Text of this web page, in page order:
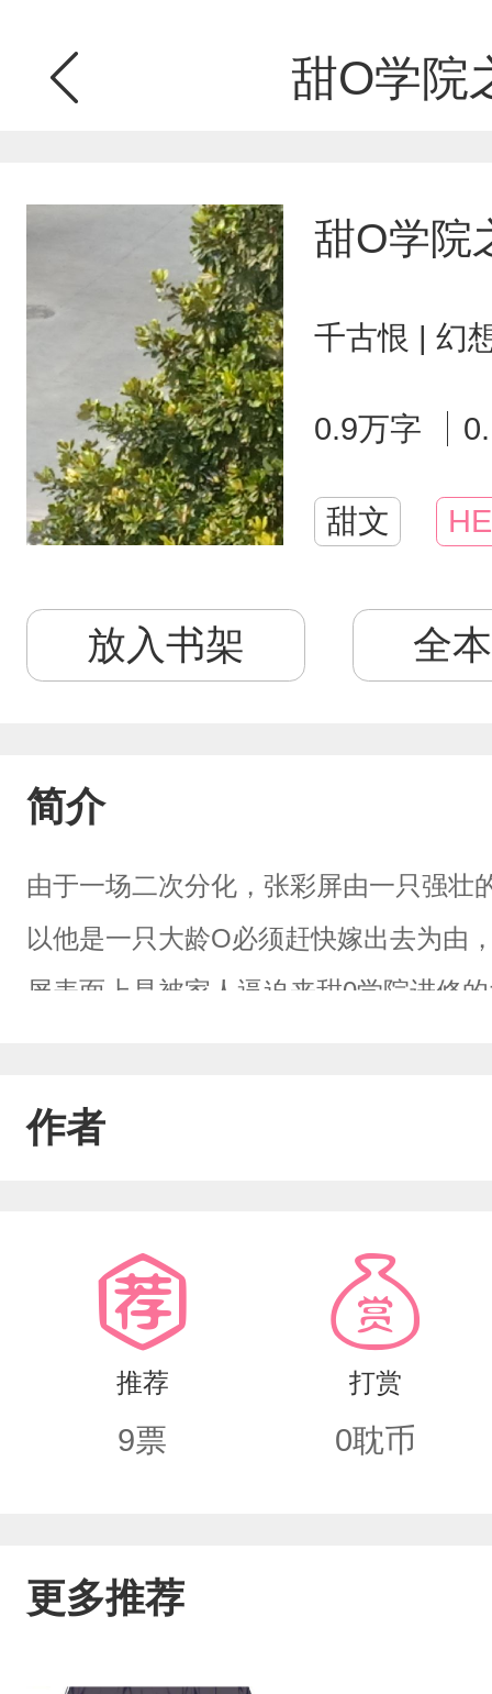
甜O学院
甜O学院
千古恨 | 幻
0.9万字
甜文 HE
放入书架 全
简介
由于一场二次分化，张彩屏由一只强壮
以他是一只大龄O必须赶快嫁出去为由
屏表面上是被家人逼迫来甜0学院进修
只毒舌A搭挡。刚开始，毒舌A:这大龄
切齿:我谢谢你肯要我……长相有点丑
但毒舌攻毒舌A也脱不过真香定律
作者
推荐
9票
打赏
0耽币
更多推荐